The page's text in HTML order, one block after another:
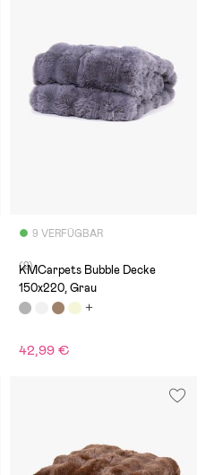
9 VERFÜGBAR
(2)
KMCarpets Bubble Decke
150x220, Grau
42,99 €